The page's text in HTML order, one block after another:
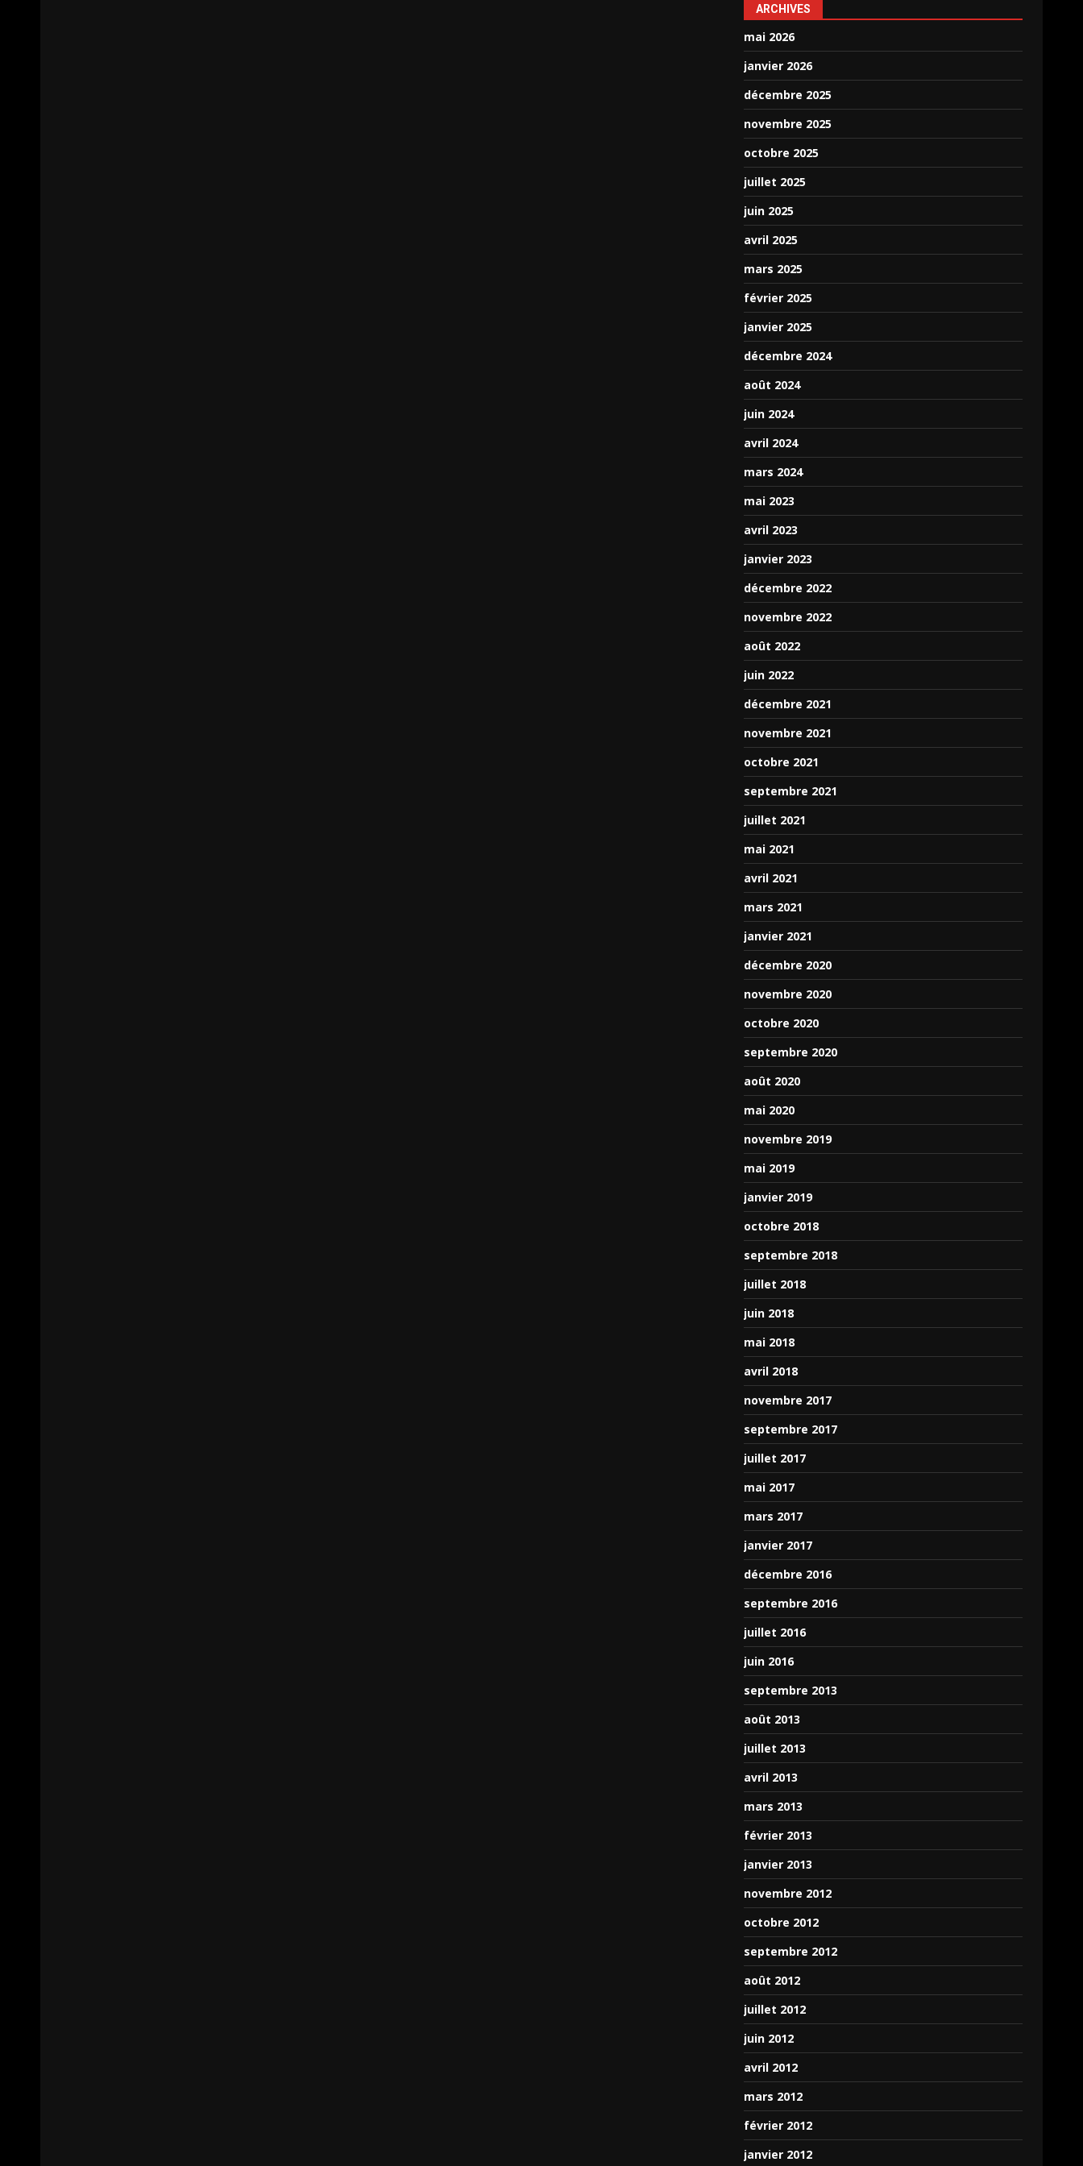
ARCHIVES
mai 2026
janvier 2026
décembre 2025
novembre 2025
octobre 2025
juillet 2025
juin 2025
avril 2025
mars 2025
février 2025
janvier 2025
décembre 2024
août 2024
juin 2024
avril 2024
mars 2024
mai 2023
avril 2023
janvier 2023
décembre 2022
novembre 2022
août 2022
juin 2022
décembre 2021
novembre 2021
octobre 2021
septembre 2021
juillet 2021
mai 2021
avril 2021
mars 2021
janvier 2021
décembre 2020
novembre 2020
octobre 2020
septembre 2020
août 2020
mai 2020
novembre 2019
mai 2019
janvier 2019
octobre 2018
septembre 2018
juillet 2018
juin 2018
mai 2018
avril 2018
novembre 2017
septembre 2017
juillet 2017
mai 2017
mars 2017
janvier 2017
décembre 2016
septembre 2016
juillet 2016
juin 2016
septembre 2013
août 2013
juillet 2013
avril 2013
mars 2013
février 2013
janvier 2013
novembre 2012
octobre 2012
septembre 2012
août 2012
juillet 2012
juin 2012
avril 2012
mars 2012
février 2012
janvier 2012